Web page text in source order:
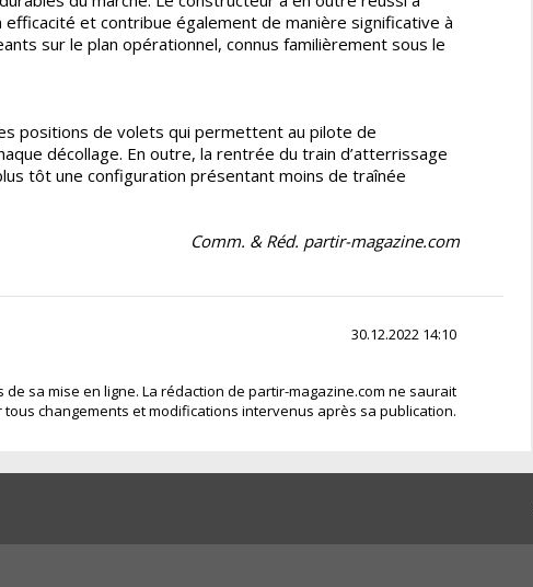
et contribue également de manière significative à
sur le plan opérationnel, connus familièrement sous le
positions de volets qui permettent au pilote de
décollage. En outre, la rentrée du train d’atterrissage
tôt une configuration présentant moins de traînée
Comm. & Réd. partir-magazine.com
30.12.2022 14:10
sa mise en ligne. La rédaction de partir-magazine.com ne saurait
changements et modifications intervenus après sa publication.